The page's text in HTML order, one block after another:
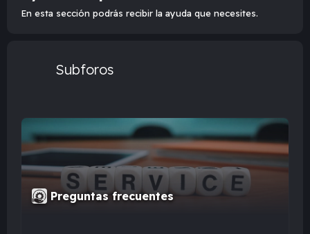
En esta sección podrás recibir la ayuda que necesites.
Subforos
Preguntas frecuentes